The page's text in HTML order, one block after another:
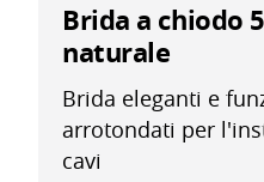
Brida a chiodo
naturale
Brida eleganti e
arrotondati per
cavi